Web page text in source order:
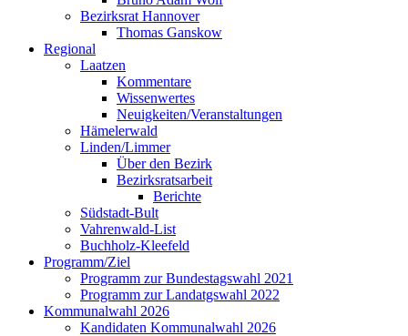
Bezirksrat Hannover
Thomas Ganskow
Regional
Laatzen
Kommentare
Wissenwertes
Neuigkeiten/Veranstaltungen
Hämelerwald
Linden/Limmer
Über den Bezirk
Bezirksratsarbeit
Berichte
Südstadt-Bult
Vahrenwald-List
Buchholz-Kleefeld
Programm/Ziel
Programm zur Bundestagswahl 2021
Programm zur Landatgswahl 2022
Kommunalwahl 2026
Kandidaten Kommunalwahl 2026